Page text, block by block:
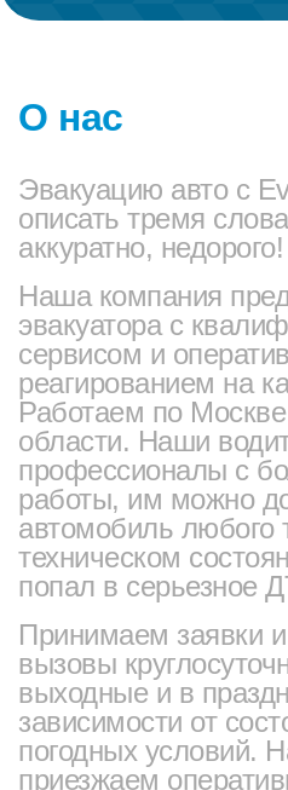
О нас
Эвакуацию авто с
описать тремя
аккуратно, недорого!
Наша компания
эвакуатора с
сервисом и
реагированием на
Работаем по
области. Наши
профессионалы с
работы, им можно
автомобиль
техническом
попал в серьезное
Принимаем заявки
вызовы
выходные и в
зависимости от
погодных условий.
приезжаем